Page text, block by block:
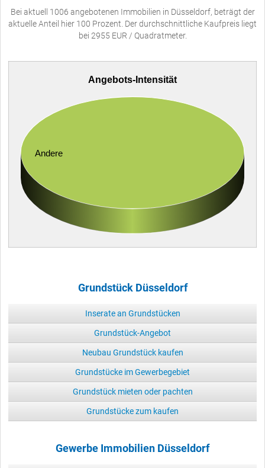
Bei aktuell 1006 angebotenen Immobilien in Düsseldorf, beträgt der
aktuelle Anteil hier 100 Prozent. Der durchschnittliche Kaufpreis liegt
bei 2955 EUR / Quadratmeter.
Angebots-Intensität
Andere
Grundstück Düsseldorf
Inserate an Grundstücken
Grundstück-Angebot
Neubau Grundstück kaufen
Grundstücke im Gewerbegebiet
Grundstück mieten oder pachten
Grundstücke zum kaufen
Gewerbe Immobilien Düsseldorf